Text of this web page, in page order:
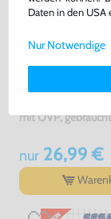
Asterix
mit OVP, gebraucht
nur26,99 €
Daten in den USA
Weitere
Deinen
Nur Notwendige